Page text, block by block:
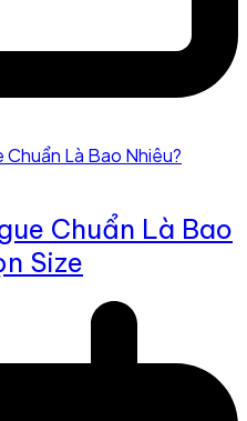
Chuẩn Là Bao
Size